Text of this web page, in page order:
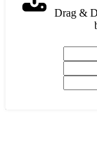
Drag &